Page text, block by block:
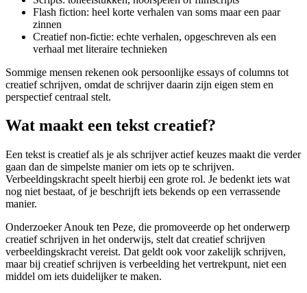
Flash fiction: heel korte verhalen van soms maar een paar
zinnen
Creatief non-fictie: echte verhalen, opgeschreven als een
verhaal met literaire technieken
Sommige mensen rekenen ook persoonlijke essays of columns tot
creatief schrijven, omdat de schrijver daarin zijn eigen stem en
perspectief centraal stelt.
Wat maakt een tekst creatief?
Een tekst is creatief als je als schrijver actief keuzes maakt die verder
gaan dan de simpelste manier om iets op te schrijven.
Verbeeldingskracht speelt hierbij een grote rol. Je bedenkt iets wat
nog niet bestaat, of je beschrijft iets bekends op een verrassende
manier.
Onderzoeker Anouk ten Peze, die promoveerde op het onderwerp
creatief schrijven in het onderwijs, stelt dat creatief schrijven
verbeeldingskracht vereist. Dat geldt ook voor zakelijk schrijven,
maar bij creatief schrijven is verbeelding het vertrekpunt, niet een
middel om iets duidelijker te maken.